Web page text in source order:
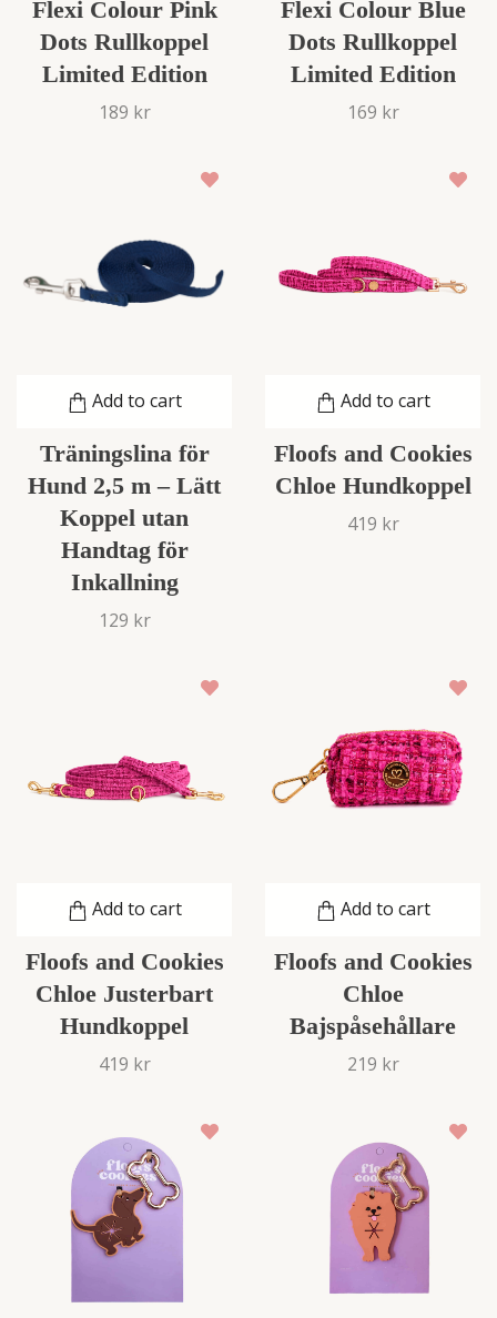
Flexi Colour Pink
Dots Rullkoppel
Limited Edition
189 kr
Flexi Colour Blue
Dots Rullkoppel
Limited Edition
169 kr
Add to cart
Träningslina för
Hund 2,5 m – Lätt
Koppel utan
Handtag för
Inkallning
129 kr
Add to cart
Floofs and Cookies
Chloe Hundkoppel
419 kr
Add to cart
Floofs and Cookies
Chloe Justerbart
Hundkoppel
419 kr
Add to cart
Floofs and Cookies
Chloe
Bajspåsehållare
219 kr